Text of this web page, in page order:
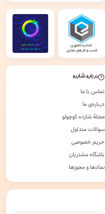
درباره شازده
تماس با ما
درباره‌ی ما
مجلهٔ شازده کوچولو
سوالات متداول
حریم خصوصی
باشگاه مشتریان
نمادها و مجوزها